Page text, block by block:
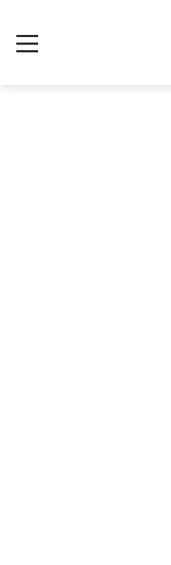
Menu